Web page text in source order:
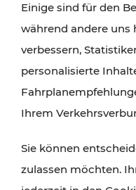
Attraktionen sind mit
Angeboten des VOR
Einige sind für den
während andere uns
verbessern,
personalisierte
Ihrem
Sie können
zulassen möchten.